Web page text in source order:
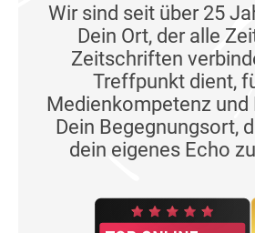
Wir sind seit über 25
Dein Ort, der alle
Zeitschriften
Treffpunkt dient,
Medienkompetenz und
Dein Begegnungsort,
dein eigenes Echo